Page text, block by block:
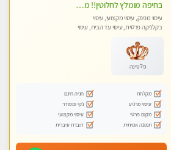
בחיפה מומלץ לחלוטין!! מעסה יפה איכותית מקצועית ומפנקת מאוד פרטי מומלץ בחום.עיסוי מפנק מאוווד.
עיסוי מפנק, עיסוי מקצועי, עיסוי
בקלניקה פרטית, עיסוי עד הבית, עיסוי
פלטינה
מקלחת
חניה חינם
עיסוי מרגיע
נקי ומסודר
מקום פרטי
עיסוי מקצועי
תמונה אמיתית
דוברת עיברית